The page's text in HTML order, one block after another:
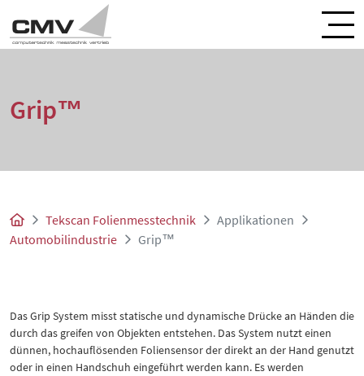
Grip™
Tekscan Folienmesstechnik
Applikationen
Automobilindustrie
Grip™
Das Grip System misst statische und dynamische Drücke an Händen die
durch das greifen von Objekten entstehen. Das System nutzt einen
dünnen, hochauflösenden Foliensensor der direkt an der Hand genutzt
oder in einen Handschuh eingeführt werden kann. Es werden